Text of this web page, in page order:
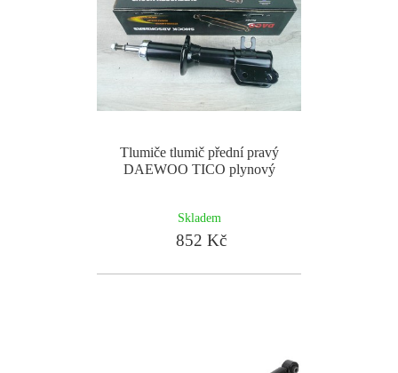
Tlumiče tlumič přední pravý
DAEWOO TICO plynový
Skladem
852 Kč